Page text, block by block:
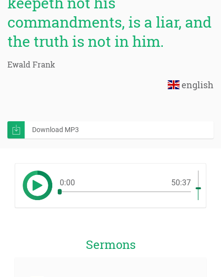
commandments, is a liar, and
the truth is not in him.
Ewald Frank
english
Download MP3
0:00 50:37
Sermons